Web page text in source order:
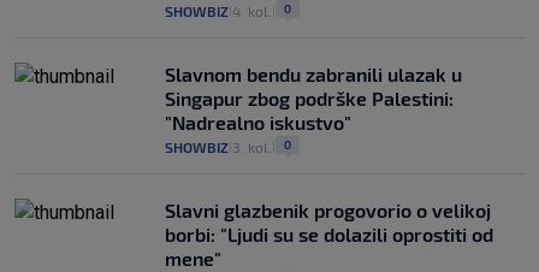
SHOWBIZ 4. kol. 0
Slavnom bendu zabranili ulazak u
Singapur zbog podrške Palestini:
"Nadrealno iskustvo"
SHOWBIZ 3. kol. 0
Slavni glazbenik progovorio o velikoj
borbi: "Ljudi su se dolazili oprostiti od
mene"